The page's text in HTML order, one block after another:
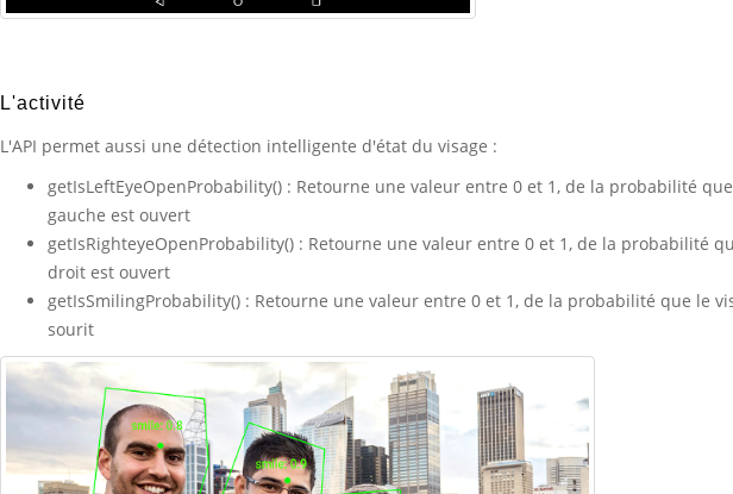
L'activité
L'API permet aussi une détection intelligente d'état du visage :
getIsLeftEyeOpenProbability() : Retourne une valeur entre 0 et 1, de la probabilité
gauche est ouvert
getIsRighteyeOpenProbability() : Retourne une valeur entre 0 et 1, de la probabilité
droit est ouvert
getIsSmilingProbability() : Retourne une valeur entre 0 et 1, de la probabilité que le
sourit